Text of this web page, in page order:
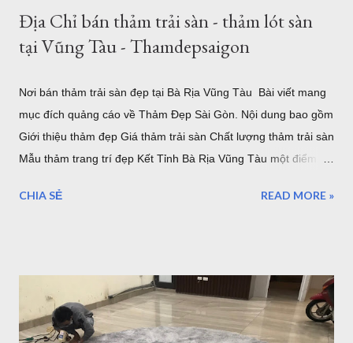
Địa Chỉ bán thảm trải sàn - thảm lót sàn
tại Vũng Tàu - Thamdepsaigon
Nơi bán thảm trải sàn đẹp tại Bà Rịa Vũng Tàu Bài viết mang
mục đích quảng cáo về Thảm Đẹp Sài Gòn. Nội dung bao gồm
Giới thiệu thảm đẹp Giá thảm trải sàn Chất lượng thảm trải sàn
Mẫu thảm trang trí đẹp Kết Tỉnh Bà Rịa Vũng Tàu một điểm
du lịch nhưng thực sự vẫn chưa thể đi và khám phá hết vùng
động với bãi trước, bãi sau của Vũng Tàu...Dịch vụ ăn uống
nghỉ ngơi, tắm nước nóng ở Bình Châu hay chỗ nghỉ ngơi rất
nhiều ở Vũng Tàu. Thảm trang trí cho khách hàng tại
CHIA SẺ READ MORE »